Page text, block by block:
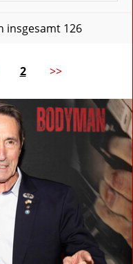
insgesamt 126
2 >>